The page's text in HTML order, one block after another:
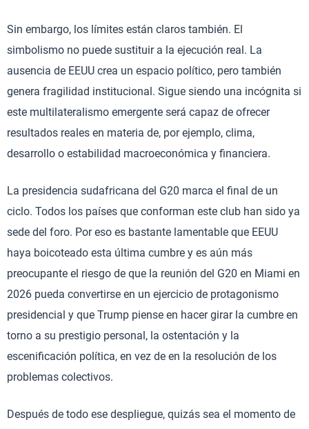
Sin embargo, los límites están claros también. El
simbolismo no puede sustituir a la ejecución real. La
ausencia de EEUU crea un espacio político, pero también
genera fragilidad institucional. Sigue siendo una incógnita si
este multilateralismo emergente será capaz de ofrecer
resultados reales en materia de, por ejemplo, clima,
desarrollo o estabilidad macroeconómica y financiera.
La presidencia sudafricana del G20 marca el final de un
ciclo. Todos los países que conforman este club han sido ya
sede del foro. Por eso es bastante lamentable que EEUU
haya boicoteado esta última cumbre y es aún más
preocupante el riesgo de que la reunión del G20 en Miami en
2026 pueda convertirse en un ejercicio de protagonismo
presidencial y que Trump piense en hacer girar la cumbre en
torno a su prestigio personal, la ostentación y la
escenificación política, en vez de en la resolución de los
problemas colectivos.
Después de todo ese despliegue, quizás sea el momento de